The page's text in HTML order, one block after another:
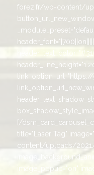
forez.fr/wp-content/
[/
title="Laser Tag"
content/uploads/
image_popup="on"